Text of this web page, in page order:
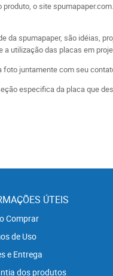
o site
da spumapaper, são idéias,
utilização das placas em
juntamente com seu
especifica da placa que
ÚTEIS
Comprar
de Uso
e Entrega
dos produtos